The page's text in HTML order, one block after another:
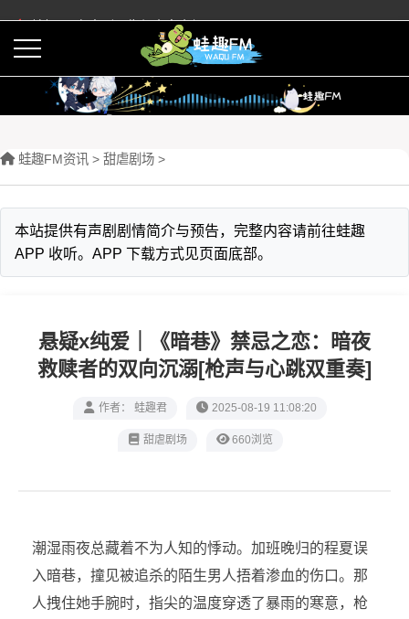
蛙趣FM有声剧预告与内容介绍
蛙趣FM资讯 > 甜虐剧场 >
本站提供有声剧剧情简介与预告，完整内容请前往蛙趣
APP 收听。APP 下载方式见页面底部。
悬疑x纯爱｜《暗巷》禁忌之恋：暗夜
救赎者的双向沉溺[枪声与心跳双重奏]
作者： 蛙趣君 2025-08-19 11:08:20
甜虐剧场 660浏览
潮湿雨夜总藏着不为人知的悸动。加班晚归的程夏误
入暗巷，撞见被追杀的陌生男人捂着渗血的伤口。那
人拽住她手腕时，指尖的温度穿透了暴雨的寒意，枪